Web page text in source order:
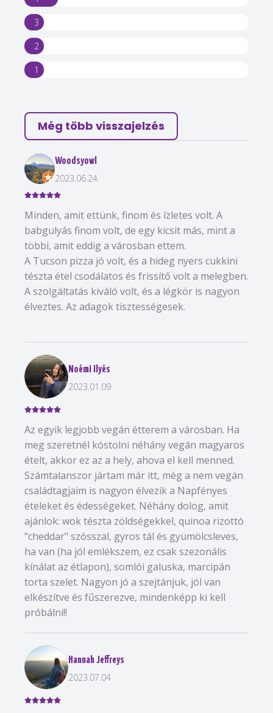
3
2
1
Még több visszajelzés
Woodsyowl
2023.06.24.
Minden, amit ettünk, finom és ízletes volt. A
babgulyás finom volt, de egy kicsit más, mint a
többi, amit eddig a városban ettem.
A Tucson pizza jó volt, és a hideg nyers cukkini
tészta étel csodálatos és frissítő volt a melegben.
A szolgáltatás kiváló volt, és a légkör is nagyon
élveztes. Az adagok tisztességesek.
Noémi Ilyés
2023.01.09
Az egyik legjobb vegán étterem a városban. Ha
meg szeretnél kóstolni néhány vegán magyaros
ételt, akkor ez az a hely, ahova el kell menned.
Számtalanszor jártam már itt, még a nem vegán
családtagjaim is nagyon élvezik a Napfényes
ételeket és édességeket. Néhány dolog, amit
ajánlok: wok tészta zöldségekkel, quinoa rizottó
"cheddar" szósszal, gyros tál és gyümölcsleves,
ha van (ha jól emlékszem, ez csak szezonális
kínálat az étlapon), somlói galuska, marcipán
torta szelet. Nagyon jó a szejtánjuk, jól van
elkészítve és fűszerezve, mindenképp ki kell
próbálni!!
Hannah Jeffreys
2023.07.04